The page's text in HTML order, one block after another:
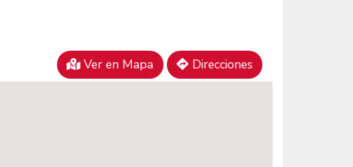
Ver en Mapa Direcciones